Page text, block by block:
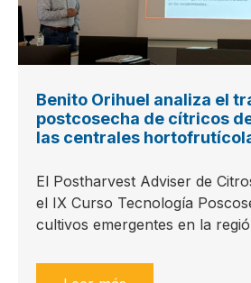
Benito Orihuel analiza el
postcosecha de cítricos
las centrales
El Postharvest Adviser de
el IX Curso Tecnología
cultivos emergentes en la